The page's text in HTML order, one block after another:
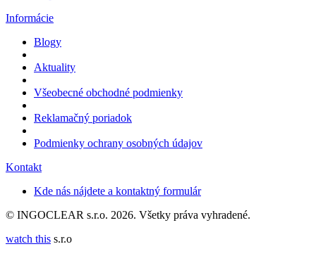
Informácie
Blogy
Aktuality
Všeobecné obchodné podmienky
Reklamačný poriadok
Podmienky ochrany osobných údajov
Kontakt
Kde nás nájdete a kontaktný formulár
© INGOCLEAR s.r.o. 2026. Všetky práva vyhradené.
watch this s.r.o